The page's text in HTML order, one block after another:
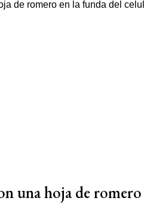
una hoja de romero